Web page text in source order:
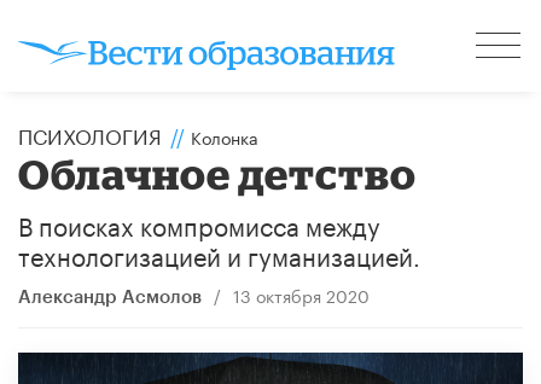
ПСИХОЛОГИЯ // Колонка
Облачное детство
В поисках компромисса между
технологизацией и гуманизацией.
Александр Асмолов / 13 октября 2020